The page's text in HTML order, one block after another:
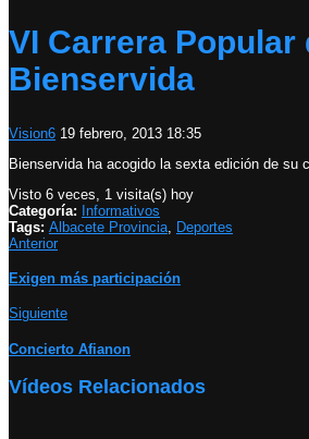
VI Carrera Popular
Bienservida
Vision6 19 febrero, 2013 18:35
Bienservida ha acogido la sexta edición de su
Visto 6 veces, 1 visita(s) hoy
Categoría: Informativos
Tags: Albacete Provincia
Deportes
Anterior
Exigen más participación
Siguiente
Concierto Afianon
Vídeos Relacionados